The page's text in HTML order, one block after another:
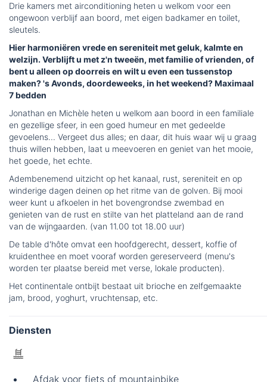
Drie kamers met airconditioning heten u welkom voor een
ongewoon verblijf aan boord, met eigen badkamer en toilet,
sleutels.
Hier harmoniëren vrede en sereniteit met geluk, kalmte en
welzijn. Verblijft u met z'n tweeën, met familie of vrienden, of
bent u alleen op doorreis en wilt u even een tussenstop
maken? 's Avonds, doordeweeks, in het weekend? Maximaal
7 bedden
Jonathan en Michèle heten u welkom aan boord in een familiale
en gezellige sfeer, in een goed humeur en met gedeelde
gevoelens... Vergeet dus alles; en daar, dit huis waar wij u graag
thuis willen hebben, laat u meevoeren en geniet van het mooie,
het goede, het echte.
Adembenemend uitzicht op het kanaal, rust, sereniteit en op
winderige dagen deinen op het ritme van de golven. Bij mooi
weer kunt u afkoelen in het bovengrondse zwembad en
genieten van de rust en stilte van het platteland aan de rand
van de wijngaarden. (van 11.00 tot 18.00 uur)
De table d'hôte omvat een hoofdgerecht, dessert, koffie of
kruidenthee en moet vooraf worden gereserveerd (menu's
worden ter plaatse bereid met verse, lokale producten).
Het continentale ontbijt bestaat uit brioche en zelfgemaakte
jam, brood, yoghurt, vruchtensap, etc.
Diensten
Afdak voor fiets of mountainbike